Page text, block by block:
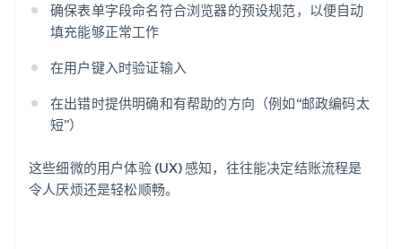
确保表单字段命名符合浏览器的预设规范，以便自动
填充能够正常工作
在用户键入时验证输入
在出错时提供明确和有帮助的方向（例如“邮政编码太
短”）
这些细微的用户体验 (UX) 感知，往往能决定结账流程是
令人厌烦还是轻松顺畅。